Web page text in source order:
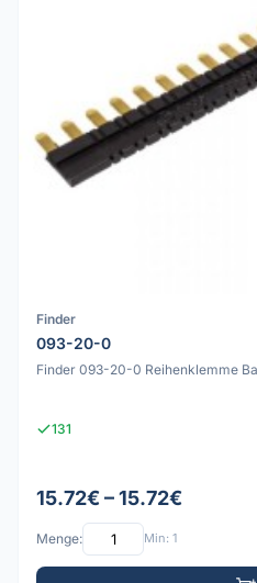
Finder
093-20-0
Finder 093-20-0 Reihenklemme
131
15.72€ – 15.72€
Menge: Min: 1